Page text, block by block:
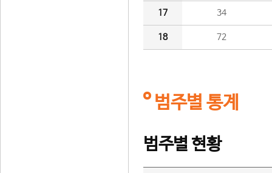
17 34
18 72
범주별 통계
범주별 현황